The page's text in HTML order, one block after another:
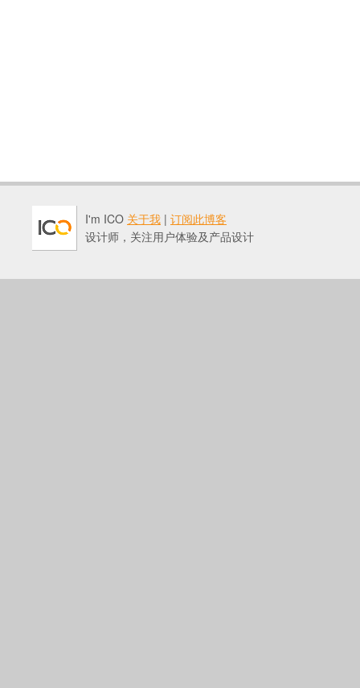
I'm ICO 关于我 | 订阅此博客
设计师，关注用户体验及产品设计